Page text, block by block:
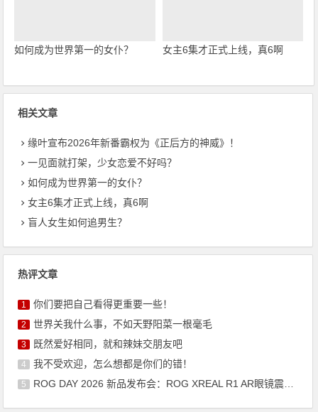
如何成为世界第一的女仆？ 女主6集才正式上线，真6啊
相关文章
缘叶宣布2026年新番霸权为《正后方的神威》！
一见面就打架，少女恋爱不好吗？
如何成为世界第一的女仆？
女主6集才正式上线，真6啊
盲人女生如何追男生？
热评文章
1 你们要把自己看得更重要一些！
2 世界关我什么事，不如天野阳菜一根毫毛
3 既然爱好相同，就和辣妹交朋友吧
4 我不受欢迎，怎么想都是你们的错！
5 ROG DAY 2026 新品发布会：ROG XREAL R1 AR眼镜震撼来袭